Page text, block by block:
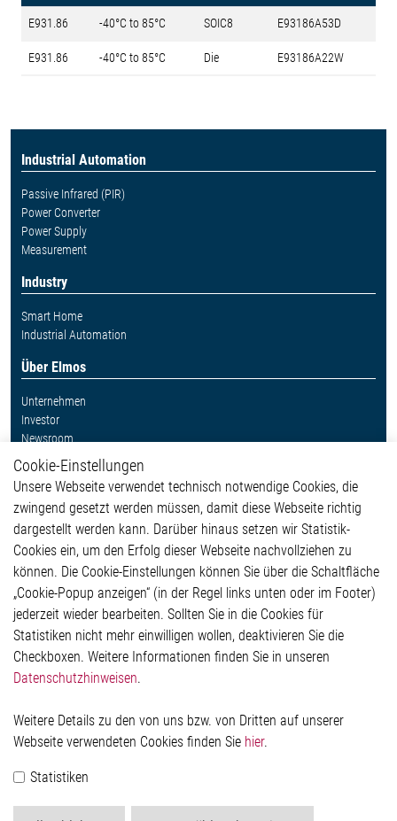
E931.86 -40°C to 85°C SOIC8 E93186A53D
E931.86 -40°C to 85°C Die E93186A22W
Industrial Automation
Passive Infrared (PIR)
Power Converter
Power Supply
Measurement
Industry
Smart Home
Industrial Automation
Über Elmos
Unternehmen
Investor
Newsroom
Weitere Links
Glossar
Kontakt
Hinweisgeberschutzsystem
Rechtliches
Impressum
Datenschutzerklärung
Cookie-Popup anzeigen
Elmos Semiconductor SE
Werkstättenstraße 18
Telefon: +49 (0) 2171 / 40 183-0
Cookie-Einstellungen
Unsere Webseite verwendet technisch notwendige Cookies, die
zwingend gesetzt werden müssen, damit diese Webseite richtig
dargestellt werden kann. Darüber hinaus setzen wir Statistik-
Cookies ein, um den Erfolg dieser Webseite nachvollziehen zu
können. Die Cookie-Einstellungen können Sie über die Schaltfläche
„Cookie-Popup anzeigen“ (in der Regel links unten oder im Footer)
jederzeit wieder bearbeiten. Sollten Sie in die Cookies für
Statistiken nicht mehr einwilligen wollen, deaktivieren Sie die
Checkboxen. Weitere Informationen finden Sie in unseren
Datenschutzhinweisen.
Weitere Details zu den von uns bzw. von Dritten auf unserer
Webseite verwendeten Cookies finden Sie hier.
Statistiken